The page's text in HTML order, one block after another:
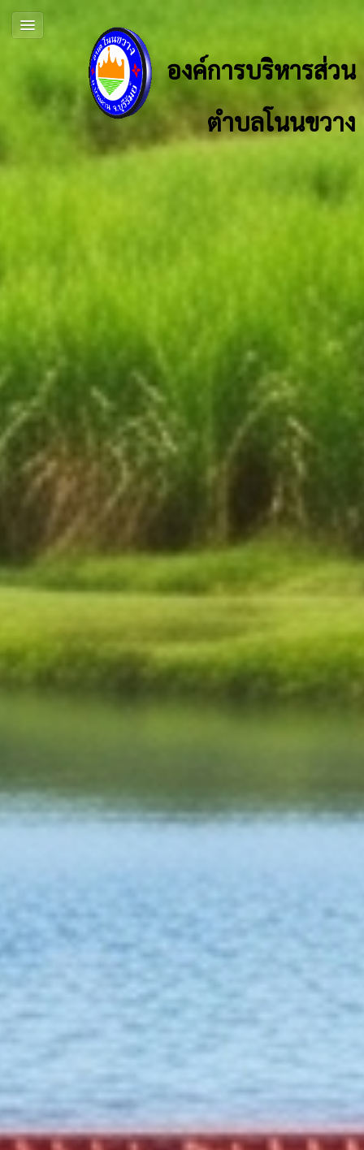
องค์การบริหารส่วน
ตำบลโนนขวาง